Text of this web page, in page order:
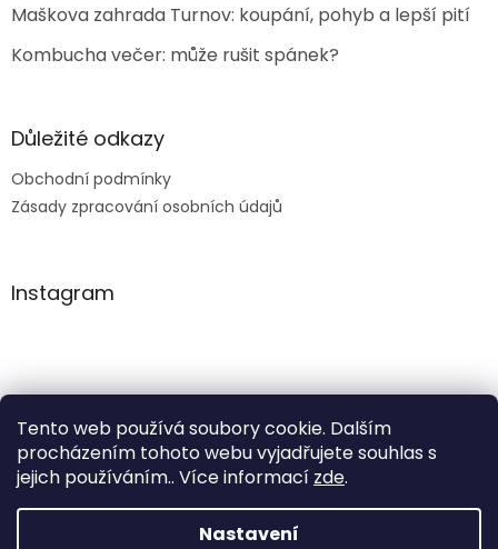
Tento web používá soubory cookie. Dalším
procházením tohoto webu vyjadřujete souhlas s
jejich používáním.. Více informací zde.
Nastavení
Maškova zahrada Turnov: koupání, pohyb a lepší pití
Kombucha večer: může rušit spánek?
Důležité odkazy
Obchodní podmínky
Zásady zpracování osobních údajů
Instagram